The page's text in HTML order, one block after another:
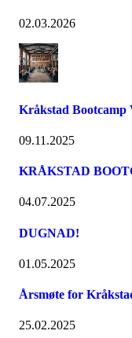
02.03.2026
Kråkstad Bootcamp
09.11.2025
KRÅKSTAD
04.07.2025
DUGNAD!
01.05.2025
Årsmøte for
25.02.2025